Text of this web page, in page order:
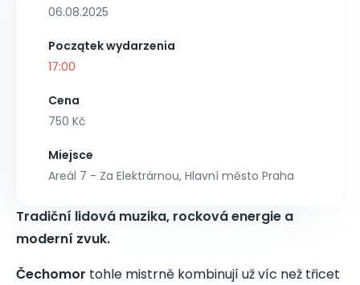
06.08.2025
Początek wydarzenia
17:00
Cena
750 Kč
Miejsce
Areál 7 - Za Elektrárnou, Hlavní město Praha
Tradiční lidová muzika, rocková energie a
moderní zvuk.
Čechomor tohle mistrně kombinují už víc než třicet